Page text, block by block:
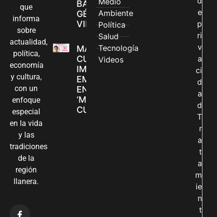
que
informa
sobre
actualidad,
política,
economía
y cultura,
con un
enfoque
especial
en la vida
y las
tradiciones
de la
región
llanera.
BASADAS EN
GÉNERO EN
VILLAVICENCIO
MADRES
CUIDADORAS
IMPULSAN SUS
EMPRENDIMIENTOS
EN LA FERIA
‘MANOS QUE
CUIDAN Y CREAN’
Ambiente
Política
Salud
Tecnología
Videos
e
p
ri
v
a
ci
d
a
d
T
r
a
t
a
m
ie
n
t